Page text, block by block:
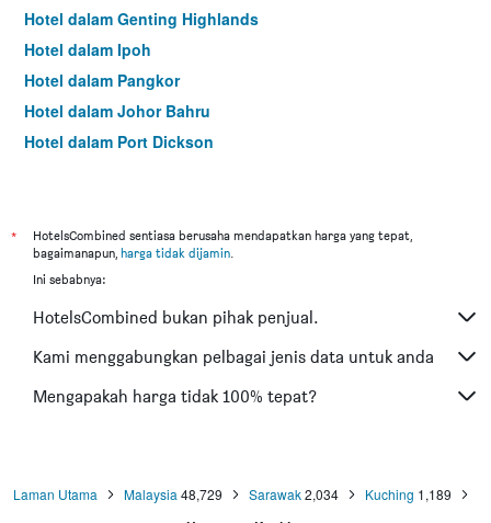
Hotel dalam Genting Highlands
Hotel dalam Ipoh
Hotel dalam Pangkor
Hotel dalam Johor Bahru
Hotel dalam Port Dickson
*
HotelsCombined sentiasa berusaha mendapatkan harga yang tepat,
bagaimanapun, harga tidak dijamin.
Ini sebabnya:
HotelsCombined bukan pihak penjual.
Kami menggabungkan pelbagai jenis data untuk anda
Mengapakah harga tidak 100% tepat?
Laman Utama Malaysia 48,729 Sarawak2,034 Kuching 1,189